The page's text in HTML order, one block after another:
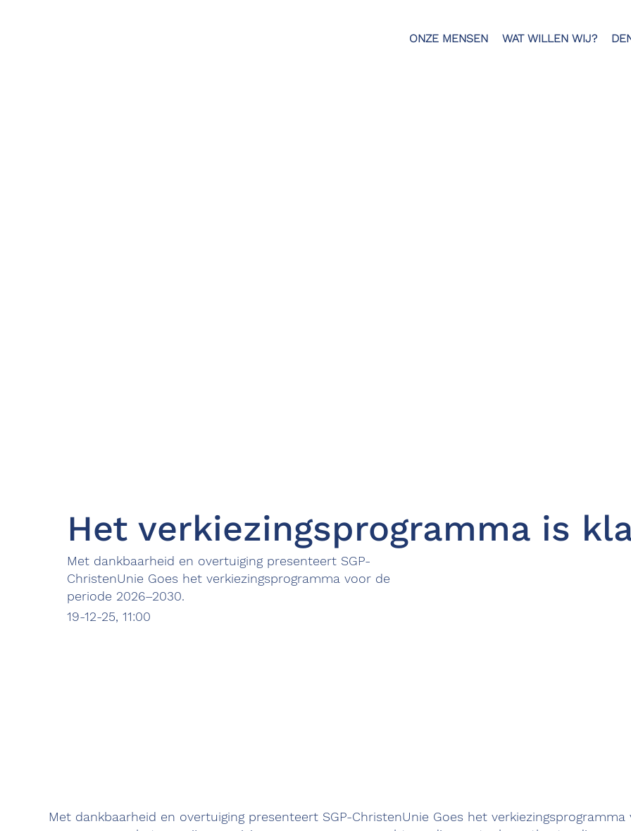
ONZE MENSEN WAT WILLEN WIJ?
Het verkiezingsprogramma is
Met dankbaarheid en overtuiging presenteert SGP-
ChristenUnie Goes het verkiezingsprogramma voor de
periode 2026–2030.
19-12-25, 11:00
Met dankbaarheid en overtuiging presenteert SGP-ChristenUnie Goes het